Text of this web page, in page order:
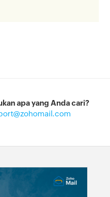
apa yang Anda cari?